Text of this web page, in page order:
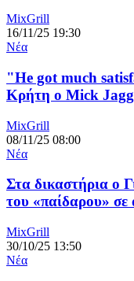
MixGrill
16/11/25 19:30
Νέα
"He got much
Κρήτη ο Mick
MixGrill
08/11/25 08:00
Νέα
Στα δικαστήρια ο
του «παίδαρου»
MixGrill
30/10/25 13:50
Νέα